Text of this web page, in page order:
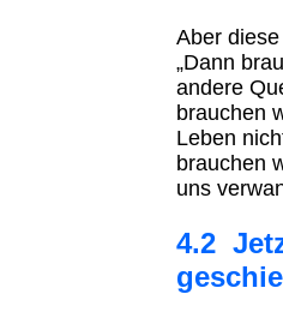
Aber
„Dann
andere
brauchen
Leben
brauchen
uns
4.2